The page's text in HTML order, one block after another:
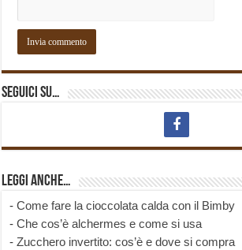
Seguici su…
Leggi anche…
-Come fare la cioccolata calda con il Bimby
-Che cos’è alchermes e come si usa
-Zucchero invertito: cos’è e dove si compra